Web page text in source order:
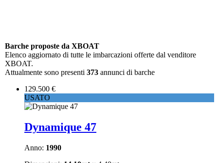
Barche proposte da XBOAT
Elenco aggiornato di tutte le imbarcazioni offerte dal venditore
XBOAT.
Attualmente sono presenti 373 annunci di barche
129.500 €
USATO
Dynamique 47
Anno: 1990